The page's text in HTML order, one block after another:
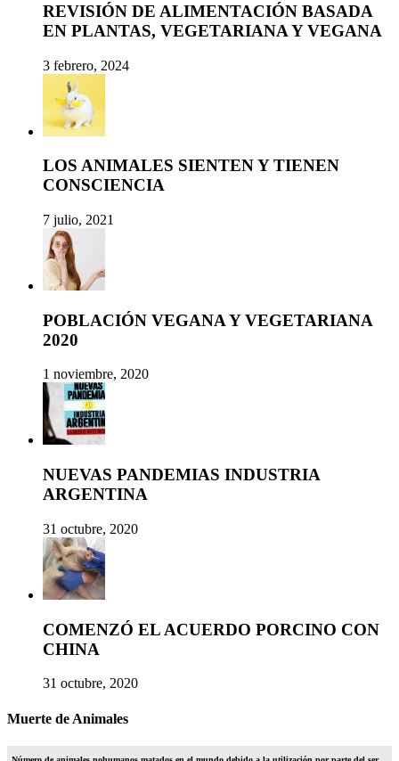
REVISIÓN DE ALIMENTACIÓN BASADA
EN PLANTAS, VEGETARIANA Y VEGANA
3 febrero, 2024
LOS ANIMALES SIENTEN Y TIENEN
CONSCIENCIA
7 julio, 2021
POBLACIÓN VEGANA Y VEGETARIANA
2020
1 noviembre, 2020
NUEVAS PANDEMIAS INDUSTRIA
ARGENTINA
31 octubre, 2020
COMENZÓ EL ACUERDO PORCINO CON
CHINA
31 octubre, 2020
Muerte de Animales